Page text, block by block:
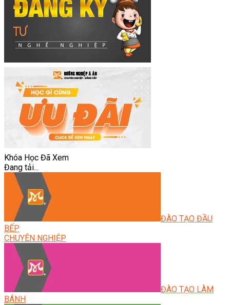
Khóa Học Đã Xem
Đang tải...
ĐÀO TẠO ĐẦU
BẾP
CHUYÊN NGHIỆP
ĐÀO TẠO LÀM
BÁNH